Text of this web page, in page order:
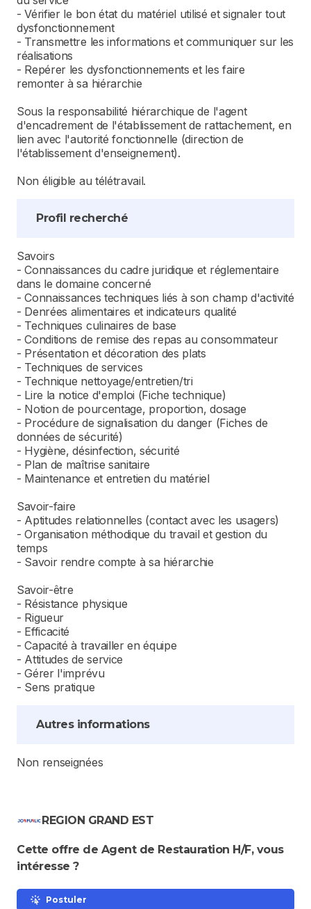
- Vérifier le bon état du matériel utilisé et signaler tout
dysfonctionnement
- Transmettre les informations et communiquer sur les
réalisations
- Repérer les dysfonctionnements et les faire
remonter à sa hiérarchie
Sous la responsabilité hiérarchique de l'agent
d'encadrement de l'établissement de rattachement, en
lien avec l'autorité fonctionnelle (direction de
l'établissement d'enseignement).
Non éligible au télétravail.
Profil recherché
Savoirs
- Connaissances du cadre juridique et réglementaire
dans le domaine concerné
- Connaissances techniques liés à son champ d'activité
- Denrées alimentaires et indicateurs qualité
- Techniques culinaires de base
- Conditions de remise des repas au consommateur
- Présentation et décoration des plats
- Techniques de services
- Technique nettoyage/entretien/tri
- Lire la notice d'emploi (Fiche technique)
- Notion de pourcentage, proportion, dosage
- Procédure de signalisation du danger (Fiches de
données de sécurité)
- Hygiène, désinfection, sécurité
- Plan de maîtrise sanitaire
- Maintenance et entretien du matériel
Savoir-faire
- Aptitudes relationnelles (contact avec les usagers)
- Organisation méthodique du travail et gestion du
temps
- Savoir rendre compte à sa hiérarchie
Savoir-être
- Résistance physique
- Rigueur
- Efficacité
- Capacité à travailler en équipe
- Attitudes de service
- Gérer l'imprévu
- Sens pratique
Autres informations
Non renseignées
REGION GRAND EST
Cette offre de Agent de Restauration H/F, vous
intéresse ?
Postuler